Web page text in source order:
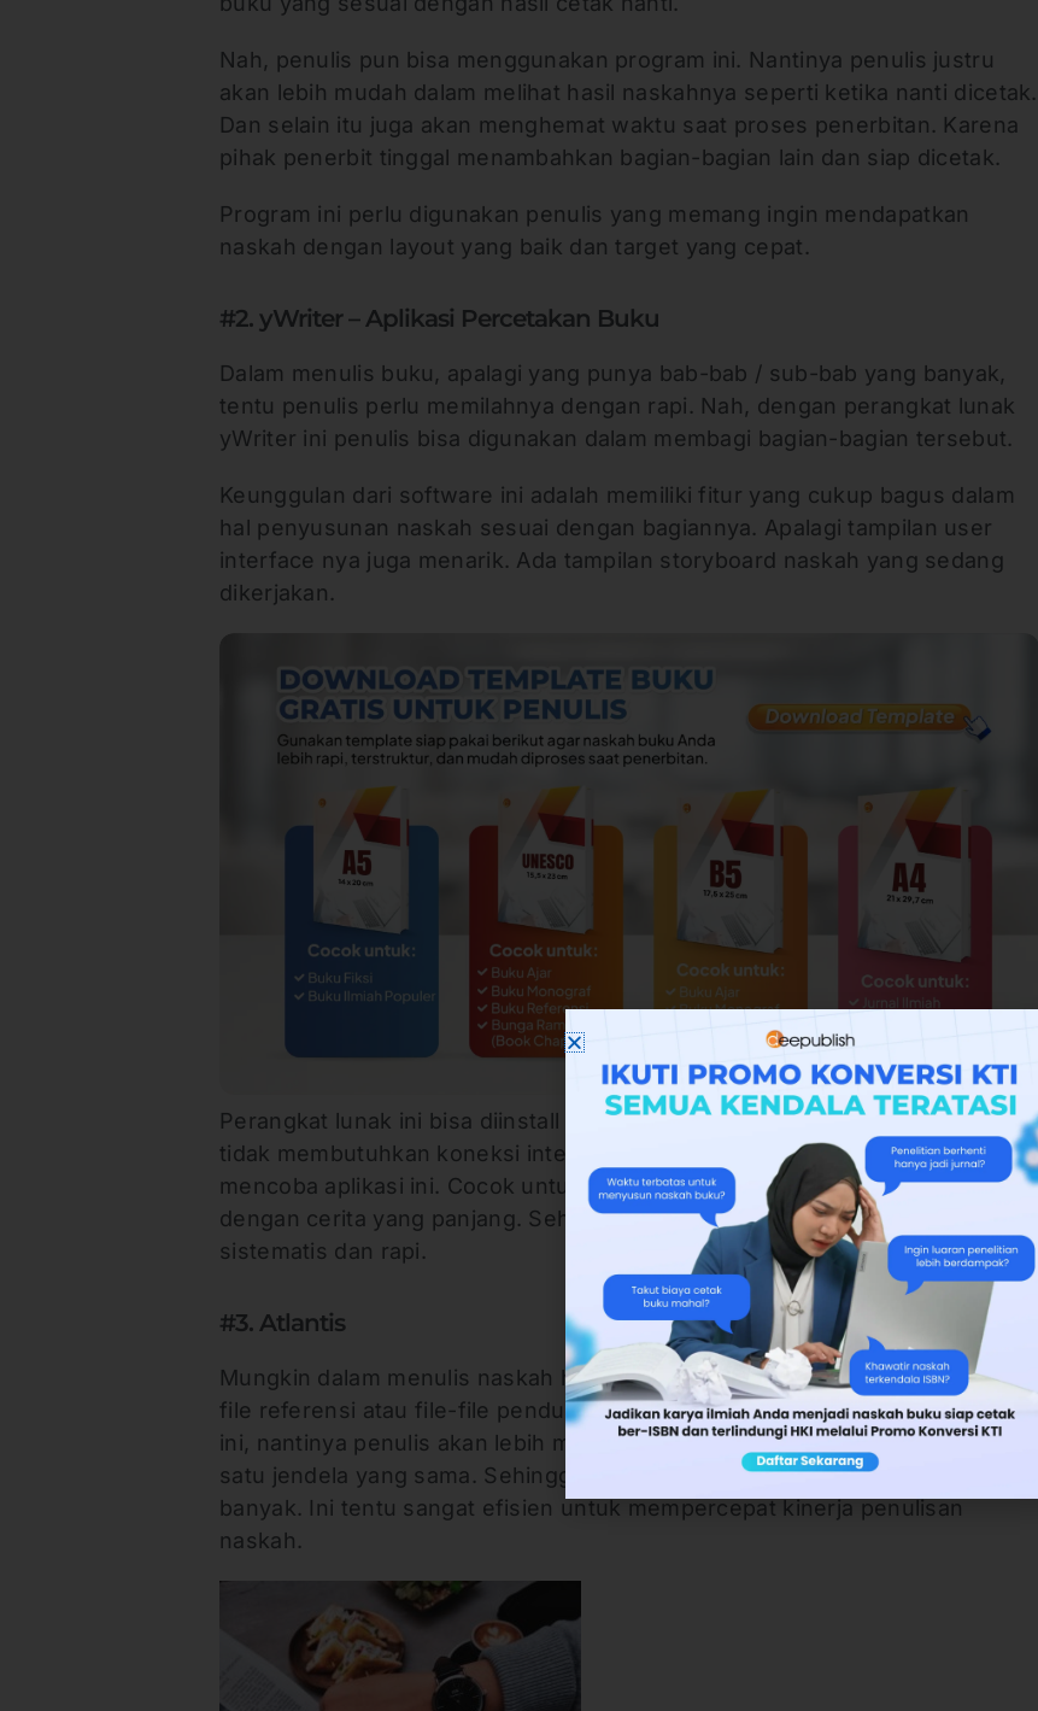
Nah, penulis pun bisa menggunakan program ini. Nantinya penulis justru
akan lebih mudah dalam melihat hasil naskahnya seperti ketika nanti dicetak.
Dan selain itu juga akan menghemat waktu saat proses penerbitan. Karena
pihak penerbit tinggal menambahkan bagian-bagian lain dan siap dicetak.
Program ini perlu digunakan penulis yang memang ingin mendapatkan
naskah dengan layout yang baik dan target yang cepat.
#2. yWriter – Aplikasi Percetakan Buku
Dalam menulis buku, apalagi yang punya bab-bab / sub-bab yang banyak,
tentu penulis perlu memilahnya dengan rapi. Nah, dengan perangkat lunak
yWriter ini penulis bisa digunakan dalam membagi bagian-bagian tersebut.
Keunggulan dari software ini adalah memiliki fitur yang cukup bagus dalam
hal penyusunan naskah sesuai dengan bagiannya. Apalagi tampilan user
interface nya juga menarik. Ada tampilan storyboard naskah yang sedang
dikerjakan.
Perangkat lunak ini bisa diinstall secara gratis dan dalam menggunakannya
tidak membutuhkan koneksi internet. Intinya kalau kamu penulis, wajib
mencoba aplikasi ini. Cocok untuk kamu yang sedang menulis naskah
dengan cerita yang panjang. Sehingga nantinya output dari naskah bisa
sistematis dan rapi.
#3. Atlantis
Mungkin dalam menulis naskah harus membuka lebih dari satu file, entah itu
file referensi atau file-file pendukung. Nah, dengan menggunakan program
ini, nantinya penulis akan lebih mudah dalam membuka file-file itu dalam
satu jendela yang sama. Sehingga tidak perlu membuka jendela baru yang
banyak. Ini tentu sangat efisien untuk mempercepat kinerja penulisan
naskah.